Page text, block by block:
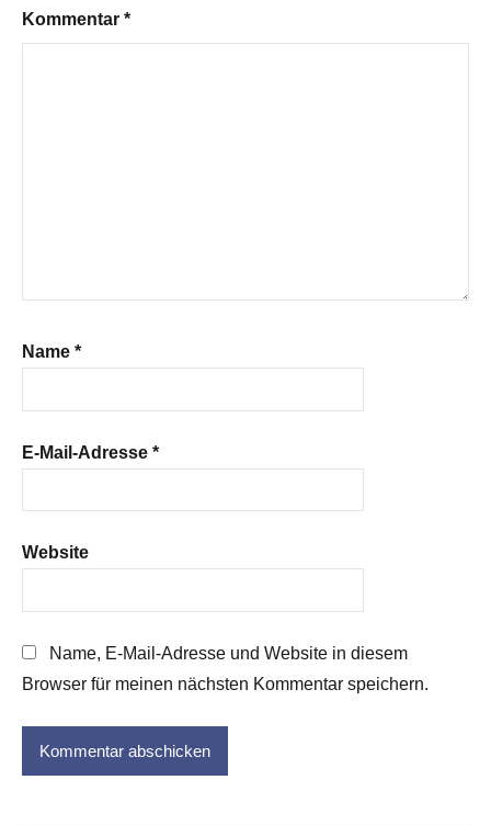
Kommentar *
Name *
E-Mail-Adresse *
Website
Name, E-Mail-Adresse und Website in diesem
Browser für meinen nächsten Kommentar speichern.